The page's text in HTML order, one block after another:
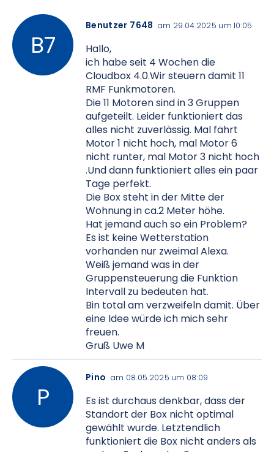
Benutzer 7648 am 29.04.2025 um 10:05
Hallo,
ich habe seit 4 Wochen die
Cloudbox 4.0.Wir steuern damit 11
RMF Funkmotoren.
Die 11 Motoren sind in 3 Gruppen
aufgeteilt. Leider funktioniert das
alles nicht zuverlässig. Mal fährt
Motor 1 nicht hoch, mal Motor 6
nicht runter, mal Motor 3 nicht hoch
.Und dann funktioniert alles ein paar
Tage perfekt.
Die Box steht in der Mitte der
Wohnung in ca.2 Meter höhe.
Hat jemand auch so ein Problem?
Es ist keine Wetterstation
vorhanden nur zweimal Alexa.
Weiß jemand was in der
Gruppensteuerung die Funktion
Intervall zu bedeuten hat.
Bin total am verzweifeln damit. Über
eine Idee würde ich mich sehr
freuen.
Gruß Uwe M
Pino am 08.05.2025 um 08:09
Es ist durchaus denkbar, dass der
Standort der Box nicht optimal
gewählt wurde. Letztendlich
funktioniert die Box nicht anders als